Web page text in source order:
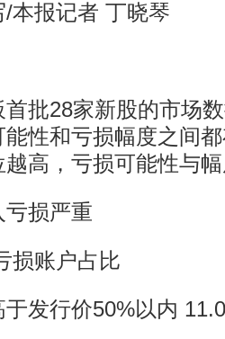
记者 丁晓琴
28家新股的市场数
性和亏损幅度之间
高，亏损可能性与
损严重
账户占比
行价50%以内